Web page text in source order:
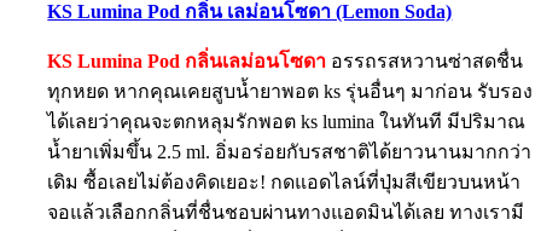
KS Lumina Pod กลิ่น เลม่อนโซดา (Lemon Soda)
KS Lumina Pod กลิ่นเลม่อนโซดา อรรถรสหวานซ่าสดชื่น
ทุกหยด หากคุณเคยสูบน้ำยาพอต ks รุ่นอื่นๆ มาก่อน รับรอง
ได้เลยว่าคุณจะตกหลุมรักพอต ks lumina ในทันที มีปริมาณ
น้ำยาเพิ่มขึ้น 2.5 ml. อิ่มอร่อยกับรสชาติได้ยาวนานมากกว่า
เดิม ซื้อเลยไม่ต้องคิดเยอะ! กดแอดไลน์ที่ปุ่มสีเขียวบนหน้า
จอแล้วเลือกกลิ่นที่ชื่นชอบผ่านทางแอดมินได้เลย ทางเรามี